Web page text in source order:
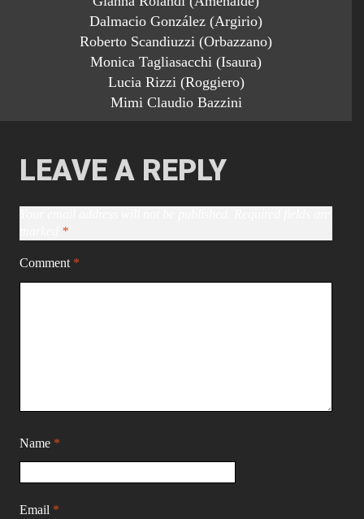
Dalmacio González (Argirio)
Roberto Scandiuzzi (Orbazzano)
Monica Tagliasacchi (Isaura)
Lucia Rizzi (Roggiero)
Mimi Claudio Bazzini
LEAVE A REPLY
*
Comment *
Name *
Email *